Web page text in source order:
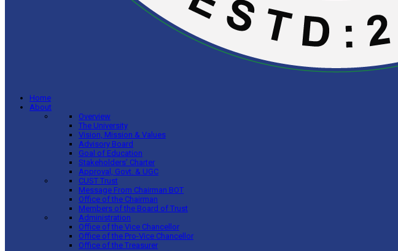
Home
About
Overview
The University
Vision, Mission & Values
Advisory Board
Goal of Education
Stakeholders’ Charter
Approval, Govt. & UGC
CUST Trust
Message From Chairman BOT
Office of the Chairman
Members of the Board of Trust
Administration
Office of the Vice Chancellor
Office of the Pro-Vice Chancellor
Office of the Treasurer